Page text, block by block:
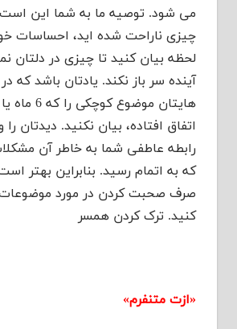
می شود. توصیه ما به شما این است
چیزی ناراحت شده اید، احساسات
لحظه بیان کنید تا چیزی در دلتان
آینده سر باز نکند. یادتان باشد که
اتفاق افتاده، بیان نکنید. دیدتان
رابطه عاطفی شما به خاطر آن
که به اتمام رسید. بنابراین بهتر
صرف صحبت کردن در مورد موضوعات
کنید. ترک کردن همسر
«ازت متنفرم»